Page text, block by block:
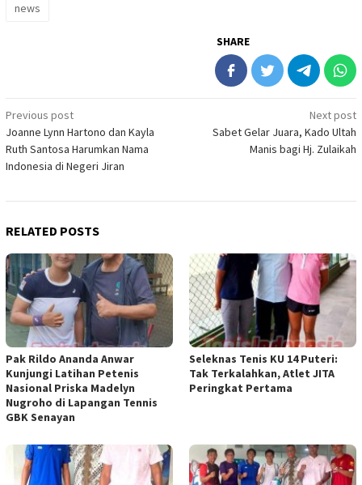
news
SHARE
Post
navigation
Previous post
Joanne Lynn Hartono dan Kayla
Ruth Santosa Harumkan Nama
Indonesia di Negeri Jiran
Next post
Sabet Gelar Juara, Kado Ultah
Manis bagi Hj. Zulaikah
RELATED POSTS
Pak Rildo Ananda Anwar
Kunjungi Latihan Petenis
Nasional Priska Madelyn
Nugroho di Lapangan Tennis
GBK Senayan
Seleknas Tenis KU 14 Puteri:
Tak Terkalahkan, Atlet JITA
Peringkat Pertama